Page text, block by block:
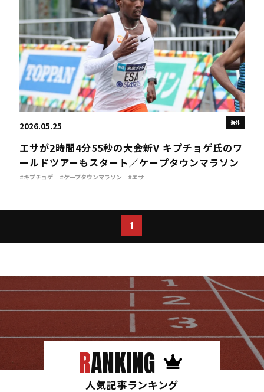
海外
2026.05.25
エサが2時間4分55秒の大会新V キプチョゲ氏のワ
ールドツアーもスタート／ケープタウンマラソン
#キプチョゲ #ケープタウンマラソン #エサ
1
RANKING
人気記事ランキング